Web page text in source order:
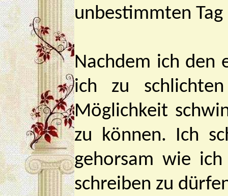
unbestimmten
Nachdem ich den
ich zu
Möglichkeit
zu können. Ich
gehorsam wie
schreiben zu